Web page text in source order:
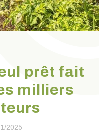
prêt fait
milliers
2025